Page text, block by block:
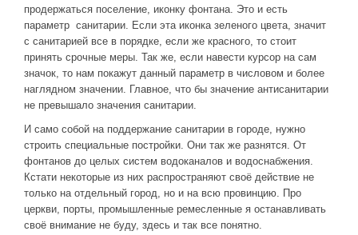
продержаться поселение, иконку фонтана. Это и есть
параметр санитарии. Если эта иконка зеленого цвета, значит
с санитарией все в порядке, если же красного, то стоит
принять срочные меры. Так же, если навести курсор на сам
значок, то нам покажут данный параметр в числовом и более
наглядном значении. Главное, что бы значение антисанитарии
не превышало значения санитарии.
И само собой на поддержание санитарии в городе, нужно
строить специальные постройки. Они так же разнятся. От
фонтанов до целых систем водоканалов и водоснабжения.
Кстати некоторые из них распространяют своё действие не
только на отдельный город, но и на всю провинцию. Про
церкви, порты, промышленные ремесленные я останавливать
своё внимание не буду, здесь и так все понятно.